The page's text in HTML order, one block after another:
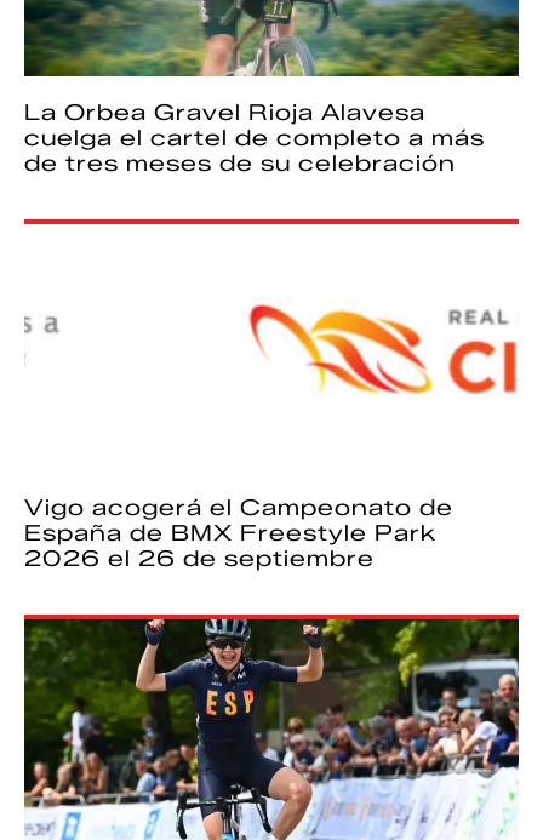
La Orbea Gravel Rioja Alavesa
cuelga el cartel de completo a más
de tres meses de su celebración
Vigo acogerá el Campeonato de
España de BMX Freestyle Park
2026 el 26 de septiembre